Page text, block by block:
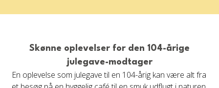
Skønne oplevelser for den 104-årige
julegave-modtager
En oplevelse som julegave til en 104-årig kan være alt fra